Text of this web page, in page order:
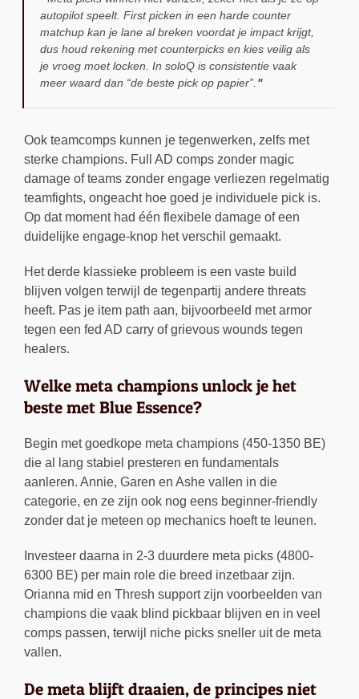
autopilot speelt. First picken in een harde counter
matchup kan je lane al breken voordat je impact krijgt,
dus houd rekening met counterpicks en kies veilig als
je vroeg moet locken. In soloQ is consistentie vaak
meer waard dan “de beste pick op papier”.
Ook teamcomps kunnen je tegenwerken, zelfs met
sterke champions. Full AD comps zonder magic
damage of teams zonder engage verliezen regelmatig
teamfights, ongeacht hoe goed je individuele pick is.
Op dat moment had één flexibele damage of een
duidelijke engage-knop het verschil gemaakt.
Het derde klassieke probleem is een vaste build
blijven volgen terwijl de tegenpartij andere threats
heeft. Pas je item path aan, bijvoorbeeld met armor
tegen een fed AD carry of grievous wounds tegen
healers.
Welke meta champions unlock je het
beste met Blue Essence?
Begin met goedkope meta champions (450-1350 BE)
die al lang stabiel presteren en fundamentals
aanleren. Annie, Garen en Ashe vallen in die
categorie, en ze zijn ook nog eens beginner-friendly
zonder dat je meteen op mechanics hoeft te leunen.
Investeer daarna in 2-3 duurdere meta picks (4800-
6300 BE) per main role die breed inzetbaar zijn.
Orianna mid en Thresh support zijn voorbeelden van
champions die vaak blind pickbaar blijven en in veel
comps passen, terwijl niche picks sneller uit de meta
vallen.
De meta blijft draaien, de principes niet